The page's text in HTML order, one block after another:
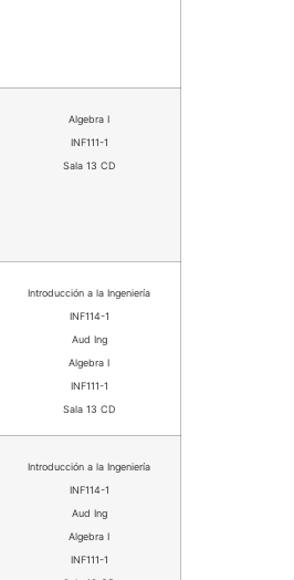
Algebra I
INF111-1
Sala 13 CD
Introducción a la Ingeniería
INF114-1
Aud Ing
Algebra I
INF111-1
Sala 13 CD
Introducción a la Ingeniería
INF114-1
Aud Ing
Algebra I
INF111-1